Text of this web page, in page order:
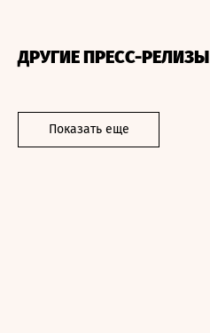
ДРУГИЕ ПРЕСС-РЕЛИЗЫ
Показать еще